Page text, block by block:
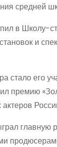
средней
в Школу-
и
стало его
премию